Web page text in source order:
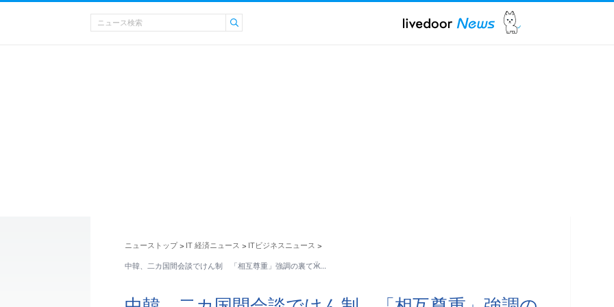
ニューストップ > IT 経済ニュース > ITビジネスニュース >
中韓、二カ国間会談でけん制 「相互尊重」強調の裏てӜ…